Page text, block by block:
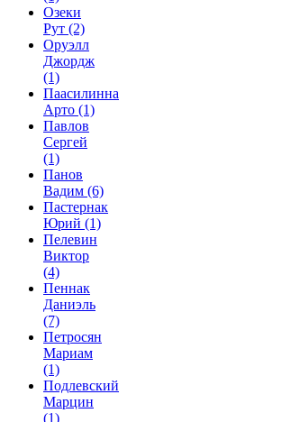
Озеки
Рут (2)
Оруэлл
Джордж
(1)
Паасилинна
Арто (1)
Павлов
Сергей
(1)
Панов
Вадим (6)
Пастернак
Юрий (1)
Пелевин
Виктор
(4)
Пеннак
Даниэль
(7)
Петросян
Мариам
(1)
Подлевский
Марцин
(1)